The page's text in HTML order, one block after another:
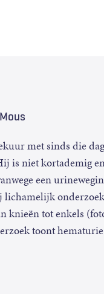
met sinds die
is niet kortademig
een
tot enkels
toont